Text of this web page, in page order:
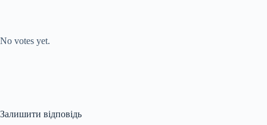
No votes yet.
Залишити відповідь